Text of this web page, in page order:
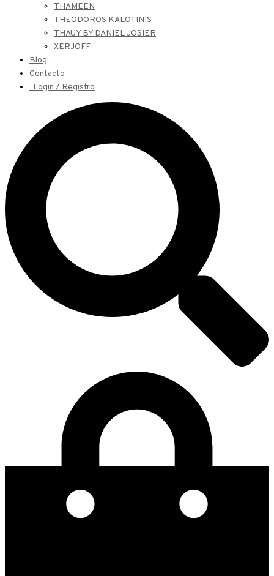
THAMEEN
THEODOROS KALOTINIS
THAUY BY DANIEL JOSIER
XERJOFF
Blog
Contacto
Login / Registro